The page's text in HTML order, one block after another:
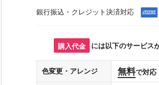
銀行振込・クレジット決済対応
購入代金 には以下のサービス
色変更・アレンジ 無料で対応